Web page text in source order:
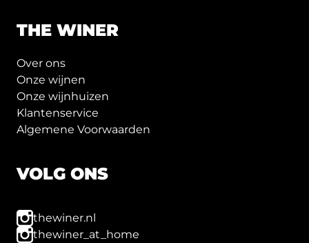
THE WINER
Over ons
Onze wijnen
Onze wijnhuizen
Klantenservice
Algemene Voorwaarden
VOLG ONS
thewiner.nl
thewiner_at_home